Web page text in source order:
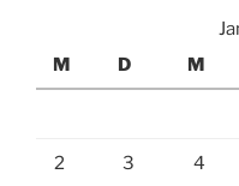
M
D M
2 3 4